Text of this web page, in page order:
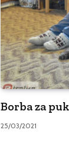
Borba za
25/03/2021